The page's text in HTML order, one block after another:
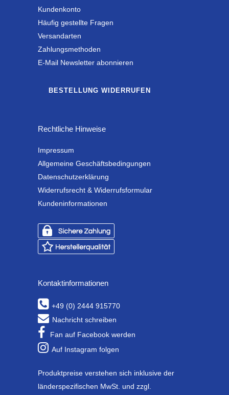
Kundenkonto
Häufig gestellte Fragen
Versandarten
Zahlungsmethoden
E-Mail Newsletter abonnieren
BESTELLUNG WIDERRUFEN
Rechtliche Hinweise
Impressum
Allgemeine Geschäftsbedingungen
Datenschutzerklärung
Widerrufsrecht & Widerrufsformular
Kundeninformationen
Kontaktinformationen
+49 (0) 2444 915770
Nachricht schreiben
Fan auf Facebook werden
Auf Instagram folgen
Produktpreise verstehen sich inklusive der
länderspezifischen MwSt. und zzgl.